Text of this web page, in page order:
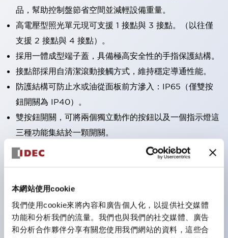
本網站使用cookie
我們使用cookie來將內容和廣告個人化，以提供社交媒體
功能和分析我們的流量。我們也與我們的社交媒體、廣告
和分析合作夥伴分享有關您使用我們網站的資料，這些合
品，幫助控制盤節省空間並減輕設備重量。
高電壓型照光單元現可支援 1 接點與 3 接點。（以往僅
支援 2 接點與 4 接點）。
採用一體成型端子蓋，具備極高安全性的手指保護結構。
接點部採用自清潔滾動接觸方式，維持穩定導通性能。
防護結構可防止水或油從面板前方滲入：IP65（僅雙按
鈕開關為 IP40）。
雙按鈕開關，可將兩個獨立動作的按鈕以及一個指示燈這
三種功能集結於一顆開關。
完整支援全球各地需求的多種電壓規格。
顏色。
支援色彩通用設計（CUD）：可清楚辨識正方平頭形指
示燈的亮燈/熄燈狀態，以及點燈時的顏色識別。